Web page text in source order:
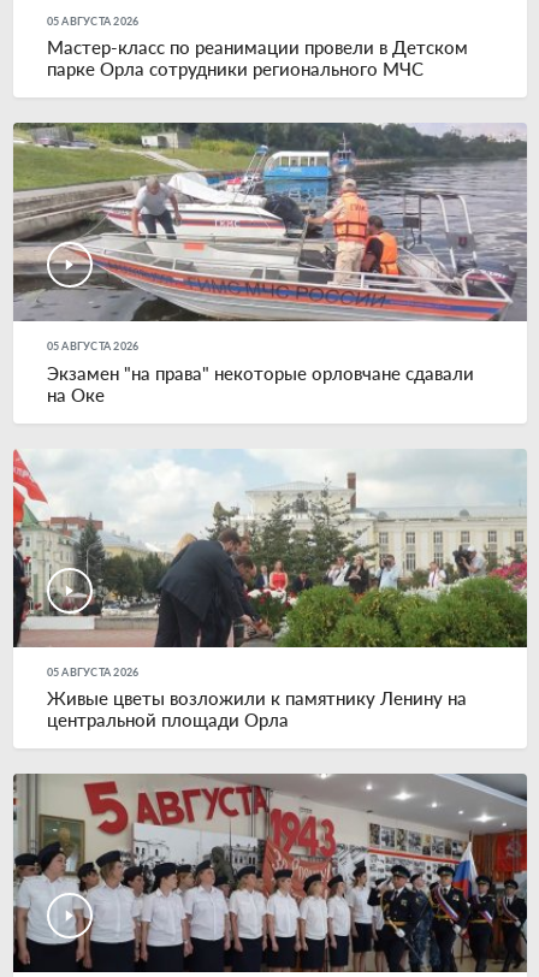
05 АВГУСТА 2026
Мастер-класс по реанимации провели в Детском
парке Орла сотрудники регионального МЧС
05 АВГУСТА 2026
Экзамен "на права" некоторые орловчане сдавали
на Оке
05 АВГУСТА 2026
Живые цветы возложили к памятнику Ленину на
центральной площади Орла